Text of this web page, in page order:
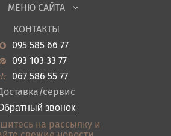
Садовая мебель
Гостиная
Кухня
Прихожие
Ванная
МЕНЮ САЙТА
О нас
Новости
Гарантия
Кредит
и доставка
КОНТАКТЫ
095 585 66 77
093 103 33 77
067 586 55 77
Доставка/сервис
звонок
на рассылку и